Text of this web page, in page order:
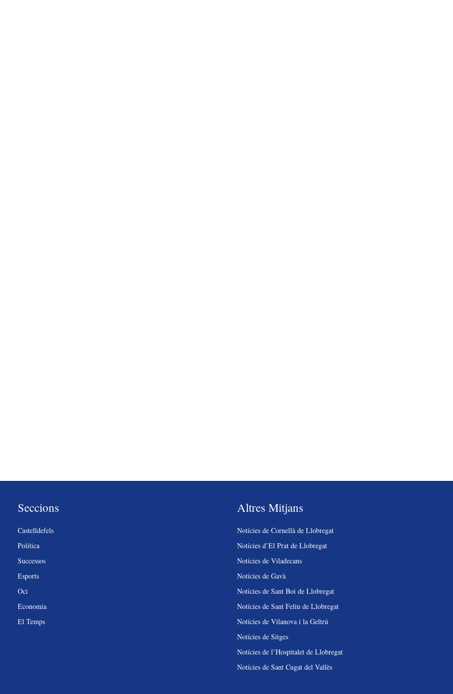
Seccions
Castelldefels
Política
Successos
Esports
Oci
Economia
El Temps
Altres Mitjans
Notícies de Cornellà de Llobregat
Notícies d’El Prat de Llobregat
Notícies de Viladecans
Notícies de Gavà
Notícies de Sant Boi de Llobregat
Notícies de Sant Feliu de Llobregat
Notícies de Vilanova i la Geltrú
Notícies de Sitges
Notícies de l’Hospitalet de Llobregat
Notícies de Sant Cugat del Vallès